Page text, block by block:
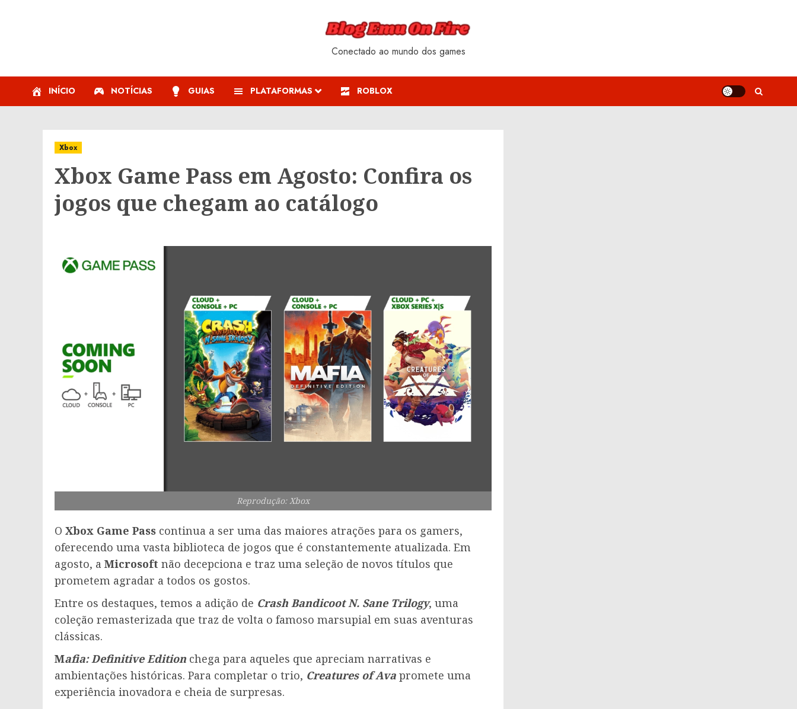
Conectado ao mundo dos games
INÍCIO NOTÍCIAS GUIAS PLATAFORMAS ROBLOX
Xbox
Xbox Game Pass em Agosto: Confira os
jogos que chegam ao catálogo
Reprodução: Xbox
O Xbox Game Pass continua a ser uma das maiores atrações para os gamers,
oferecendo uma vasta biblioteca de jogos que é constantemente atualizada. Em
agosto, a Microsoft não decepciona e traz uma seleção de novos títulos que
prometem agradar a todos os gostos.
Entre os destaques, temos a adição de Crash Bandicoot N. Sane Trilogy, uma
coleção remasterizada que traz de volta o famoso marsupial em suas aventuras
clássicas.
Mafia: Definitive Edition chega para aqueles que apreciam narrativas e
ambientações históricas. Para completar o trio, Creatures of Ava promete uma
experiência inovadora e cheia de surpresas.